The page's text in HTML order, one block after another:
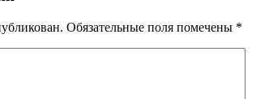
Обязательные поля помечены *